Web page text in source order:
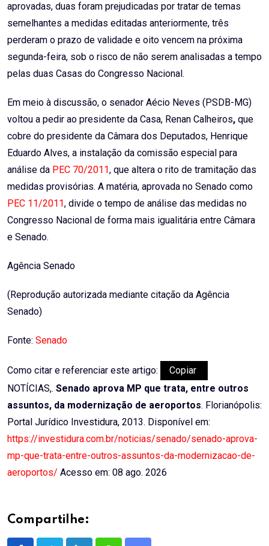
aprovadas, duas foram prejudicadas por tratar de temas
semelhantes a medidas editadas anteriormente, três
perderam o prazo de validade e oito vencem na próxima
segunda-feira, sob o risco de não serem analisadas a tempo
pelas duas Casas do Congresso Nacional.
Em meio à discussão, o senador Aécio Neves (PSDB-MG)
voltou a pedir ao presidente da Casa, Renan Calheiros, que
cobre do presidente da Câmara dos Deputados, Henrique
Eduardo Alves, a instalação da comissão especial para
análise da PEC 70/2011, que altera o rito de tramitação das
medidas provisórias. A matéria, aprovada no Senado como
PEC 11/2011, divide o tempo de análise das medidas no
Congresso Nacional de forma mais igualitária entre Câmara
e Senado.
Agência Senado
(Reprodução autorizada mediante citação da Agência
Senado)
Fonte: Senado
Como citar e referenciar este artigo:
Copiar
NOTÍCIAS,. Senado aprova MP que trata, entre outros
assuntos, da modernização de aeroportos. Florianópolis:
Portal Jurídico Investidura, 2013. Disponível em:
https://investidura.com.br/noticias/senado/senado-aprova-
mp-que-trata-entre-outros-assuntos-da-modernizacao-de-
aeroportos/ Acesso em: 08 ago. 2026
Compartilhe: